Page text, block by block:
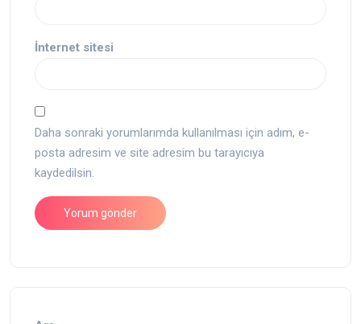
İnternet sitesi
Daha sonraki yorumlarımda kullanılması için adım, e-
posta adresim ve site adresim bu tarayıcıya
kaydedilsin.